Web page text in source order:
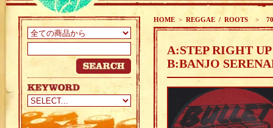
HOME > REGGAE / ROOTS >
A:STEP RIGHT
B:BANJO